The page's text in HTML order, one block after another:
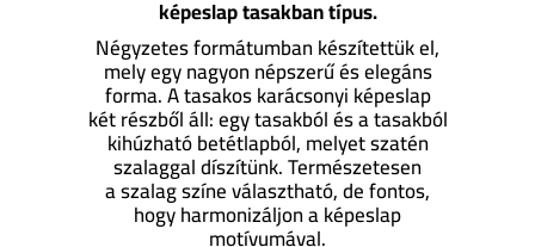
képeslap tasakban típus.
Négyzetes formátumban készítettük el,
mely egy nagyon népszerű és elegáns
forma. A tasakos karácsonyi képeslap
két részből áll: egy tasakból és a tasakból
kihúzható betétlapból, melyet szatén
szalaggal díszítünk. Természetesen
a szalag színe választható, de fontos,
hogy harmonizáljon a képeslap
motívumával.